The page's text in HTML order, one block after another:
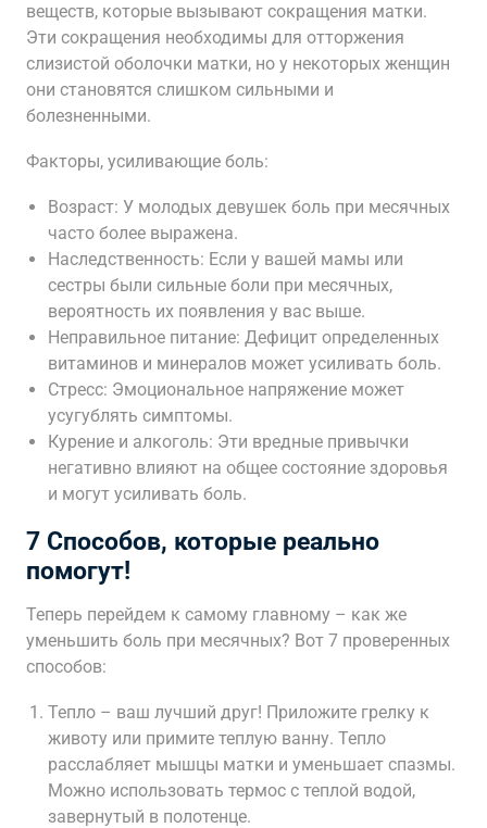
веществ, которые вызывают сокращения матки.
Эти сокращения необходимы для отторжения
слизистой оболочки матки, но у некоторых женщин
они становятся слишком сильными и
болезненными.
Факторы, усиливающие боль:
Возраст: У молодых девушек боль при месячных
часто более выражена.
Наследственность: Если у вашей мамы или
сестры были сильные боли при месячных,
вероятность их появления у вас выше.
Неправильное питание: Дефицит определенных
витаминов и минералов может усиливать боль.
Стресс: Эмоциональное напряжение может
усугублять симптомы.
Курение и алкоголь: Эти вредные привычки
негативно влияют на общее состояние здоровья
и могут усиливать боль.
7 Способов, которые реально
помогут!
Теперь перейдем к самому главному – как же
уменьшить боль при месячных? Вот 7 проверенных
способов:
Тепло – ваш лучший друг! Приложите грелку к
животу или примите теплую ванну. Тепло
расслабляет мышцы матки и уменьшает спазмы.
Можно использовать термос с теплой водой,
завернутый в полотенце.